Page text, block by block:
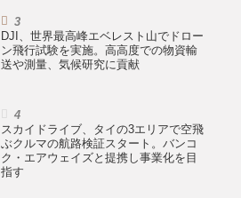
DJI、世界最高峰エベレスト山でドロー
ン飛行試験を実施。高高度での物資輸
送や測量、気候研究に貢献
スカイドライブ、タイの3エリアで空飛
ぶクルマの航路検証スタート。バンコ
ク・エアウェイズと提携し事業化を目
指す